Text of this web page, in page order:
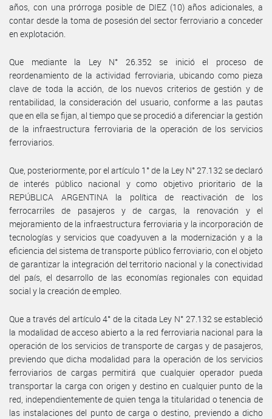
años, con una prórroga posible de DIEZ (10) años adicionales, a
contar desde la toma de posesión del sector ferroviario a conceder
en explotación.
Que mediante la Ley N° 26.352 se inició el proceso de
reordenamiento de la actividad ferroviaria, ubicando como pieza
clave de toda la acción, de los nuevos criterios de gestión y de
rentabilidad, la consideración del usuario, conforme a las pautas
que en ella se fijan, al tiempo que se procedió a diferenciar la gestión
de la infraestructura ferroviaria de la operación de los servicios
ferroviarios.
Que, posteriormente, por el artículo 1° de la Ley N° 27.132 se declaró
de interés público nacional y como objetivo prioritario de la
REPÚBLICA ARGENTINA la política de reactivación de los
ferrocarriles de pasajeros y de cargas, la renovación y el
mejoramiento de la infraestructura ferroviaria y la incorporación de
tecnologías y servicios que coadyuven a la modernización y a la
eficiencia del sistema de transporte público ferroviario, con el objeto
de garantizar la integración del territorio nacional y la conectividad
del país, el desarrollo de las economías regionales con equidad
social y la creación de empleo.
Que a través del artículo 4° de la citada Ley N° 27.132 se estableció
la modalidad de acceso abierto a la red ferroviaria nacional para la
operación de los servicios de transporte de cargas y de pasajeros,
previendo que dicha modalidad para la operación de los servicios
ferroviarios de cargas permitirá que cualquier operador pueda
transportar la carga con origen y destino en cualquier punto de la
red, independientemente de quien tenga la titularidad o tenencia de
las instalaciones del punto de carga o destino, previendo a dicho